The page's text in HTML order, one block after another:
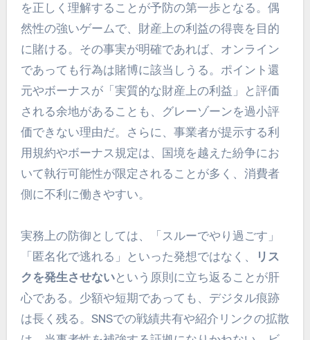
を正しく理解することが予防の第一歩となる。偶
然性の強いゲームで、財産上の利益の得喪を目的
に賭ける。その事実が明確であれば、オンライン
であっても行為は賭博に該当しうる。ポイント還
元やボーナスが「実質的な財産上の利益」と評価
される余地があることも、グレーゾーンを過小評
価できない理由だ。さらに、事業者が提示する利
用規約やボーナス規定は、国境を越えた紛争にお
いて執行可能性が限定されることが多く、消費者
側に不利に働きやすい。
実務上の防御としては、「スルーでやり過ごす」
「匿名化で逃れる」といった発想ではなく、
リス
クを発生させないという原則に立ち返ることが肝
心である。少額や短期であっても、デジタル痕跡
は長く残る。SNSでの戦績共有や紹介リンクの拡散